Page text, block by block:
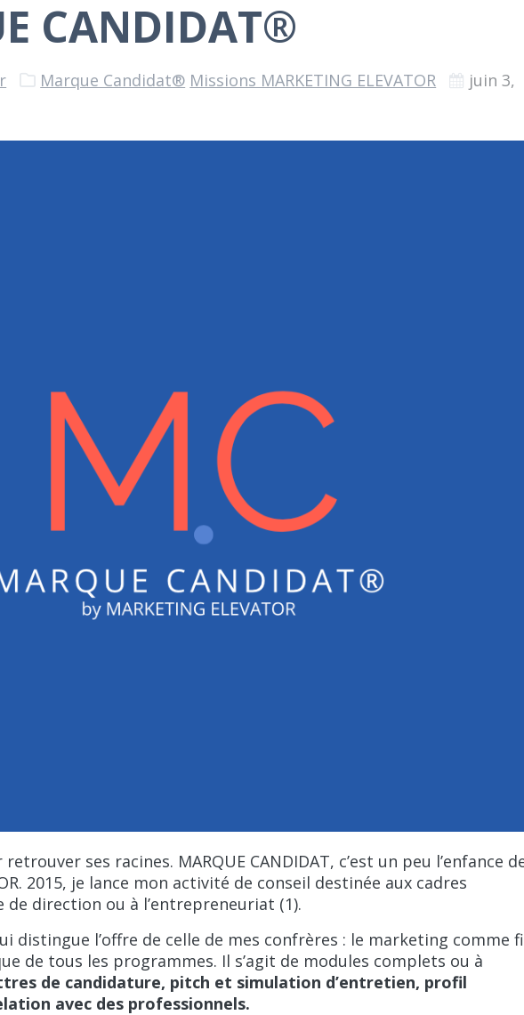
CANDIDAT®
Marque Candidat® Missions MARKETING ELEVATOR
juin 3,
ses racines. MARQUE CANDIDAT, c’est un peu l’enfance
2015, je lance mon activité de conseil destinée aux cadres
de direction ou à l’entrepreneuriat (1).
distingue l’offre de celle de mes confrères : le marketing comme
de tous les programmes. Il s’agit de modules complets ou à
de candidature, pitch et simulation d’entretien, profil
avec des professionnels.